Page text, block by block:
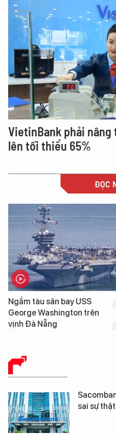
VietinBank phải nâng
lên tối thiểu 65%
ĐỌC
bay USS
trên
súng
BÁO CHÍ SỐ
sai sự thật